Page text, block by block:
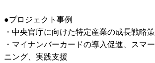
●プロジェクト事例
・中央官庁に向けた特定産業の成長戦略
・マイナンバーカードの導入促進、スマ
ニング、実践支援